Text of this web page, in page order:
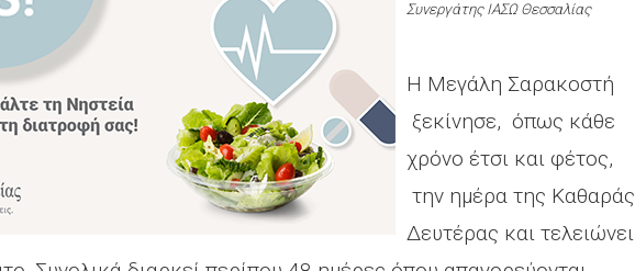
Συνεργάτης ΙΑΣΩ Θεσσαλίας
Η Μεγάλη Σαρακοστή
ξεκίνησε, όπως κάθε
χρόνο έτσι και φέτος,
την ημέρα της Καθαράς
Δευτέρας και τελειώνει